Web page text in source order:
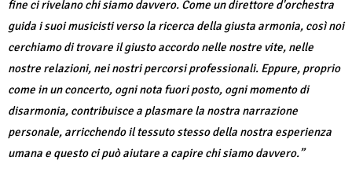
fine ci rivelano chi siamo davvero. Come un direttore d'orchestra
guida i suoi musicisti verso la ricerca della giusta armonia, così noi
cerchiamo di trovare il giusto accordo nelle nostre vite, nelle
nostre relazioni, nei nostri percorsi professionali. Eppure, proprio
come in un concerto, ogni nota fuori posto, ogni momento di
disarmonia, contribuisce a plasmare la nostra narrazione
personale, arricchendo il tessuto stesso della nostra esperienza
umana e questo ci può aiutare a capire chi siamo davvero.”